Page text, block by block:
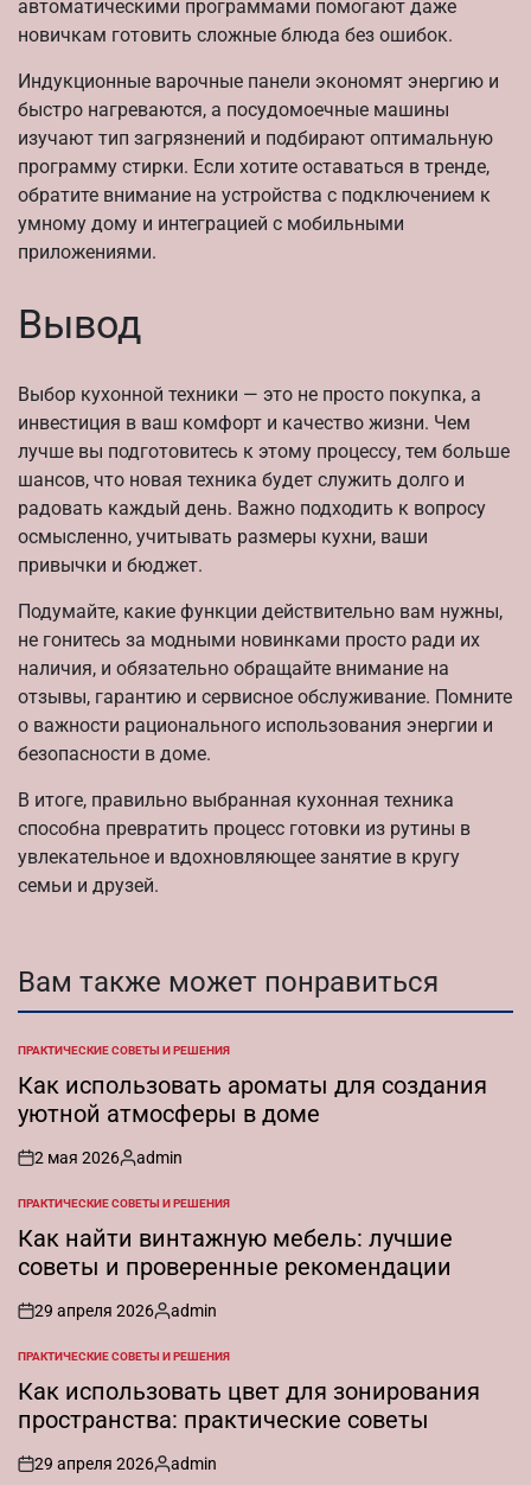
автоматическими программами помогают даже
новичкам готовить сложные блюда без ошибок.
Индукционные варочные панели экономят энергию и
быстро нагреваются, а посудомоечные машины
изучают тип загрязнений и подбирают оптимальную
программу стирки. Если хотите оставаться в тренде,
обратите внимание на устройства с подключением к
умному дому и интеграцией с мобильными
приложениями.
Вывод
Выбор кухонной техники — это не просто покупка, а
инвестиция в ваш комфорт и качество жизни. Чем
лучше вы подготовитесь к этому процессу, тем больше
шансов, что новая техника будет служить долго и
радовать каждый день. Важно подходить к вопросу
осмысленно, учитывать размеры кухни, ваши
привычки и бюджет.
Подумайте, какие функции действительно вам нужны,
не гонитесь за модными новинками просто ради их
наличия, и обязательно обращайте внимание на
отзывы, гарантию и сервисное обслуживание. Помните
о важности рационального использования энергии и
безопасности в доме.
В итоге, правильно выбранная кухонная техника
способна превратить процесс готовки из рутины в
увлекательное и вдохновляющее занятие в кругу
семьи и друзей.
Вам также может понравиться
ОПУБЛИКОВАНО
В
ПРАКТИЧЕСКИЕ СОВЕТЫ И РЕШЕНИЯ
Как использовать ароматы для создания
уютной атмосферы в доме
on
2 мая 2026
Запись
admin
ОПУБЛИКОВАНО
В
ПРАКТИЧЕСКИЕ СОВЕТЫ И РЕШЕНИЯ
Как найти винтажную мебель: лучшие
советы и проверенные рекомендации
on
29 апреля 2026
Запись
admin
ОПУБЛИКОВАНО
В
ПРАКТИЧЕСКИЕ СОВЕТЫ И РЕШЕНИЯ
Как использовать цвет для зонирования
пространства: практические советы
on
29 апреля 2026
Запись
admin